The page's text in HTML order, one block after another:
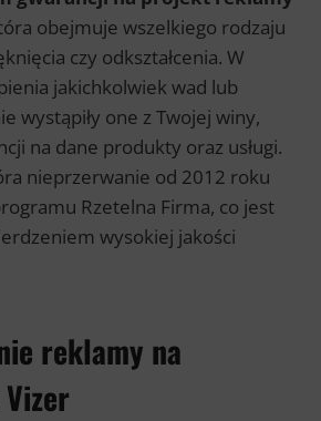
obejmuje wszelkiego rodzaju
czy odkształcenia. W
jakichkolwiek wad lub
wystąpiły one z Twojej winy,
na dane produkty oraz usługi.
nieprzerwanie od 2012 roku
Rzetelna Firma, co jest
wysokiej jakości
reklamy na